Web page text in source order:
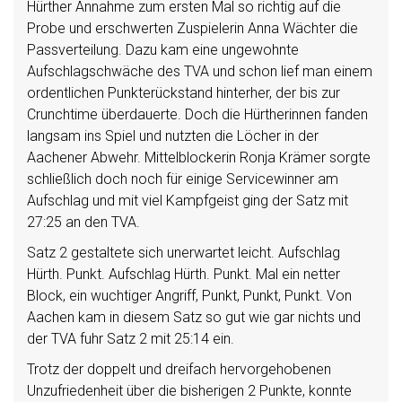
Hürther Annahme zum ersten Mal so richtig auf die
Probe und erschwerten Zuspielerin Anna Wächter die
Passverteilung. Dazu kam eine ungewohnte
Aufschlagschwäche des TVA und schon lief man einem
ordentlichen Punkterückstand hinterher, der bis zur
Crunchtime überdauerte. Doch die Hürtherinnen fanden
langsam ins Spiel und nutzten die Löcher in der
Aachener Abwehr. Mittelblockerin Ronja Krämer sorgte
schließlich doch noch für einige Servicewinner am
Aufschlag und mit viel Kampfgeist ging der Satz mit
27:25 an den TVA.
Satz 2 gestaltete sich unerwartet leicht. Aufschlag
Hürth. Punkt. Aufschlag Hürth. Punkt. Mal ein netter
Block, ein wuchtiger Angriff, Punkt, Punkt, Punkt. Von
Aachen kam in diesem Satz so gut wie gar nichts und
der TVA fuhr Satz 2 mit 25:14 ein.
Trotz der doppelt und dreifach hervorgehobenen
Unzufriedenheit über die bisherigen 2 Punkte, konnte